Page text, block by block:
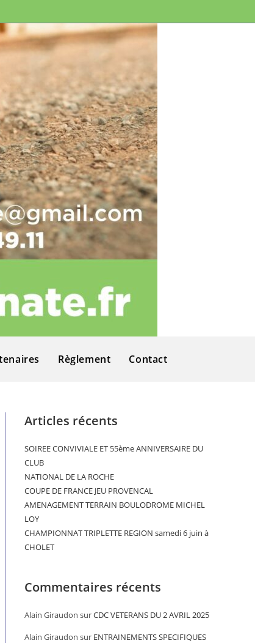
Règlement Contact
Articles récents
SOIREE CONVIVIALE ET 55ème ANNIVERSAIRE DU
CLUB
NATIONAL DE LA ROCHE
COUPE DE FRANCE JEU PROVENCAL
AMENAGEMENT TERRAIN BOULODROME MICHEL
LOY
CHAMPIONNAT TRIPLETTE REGION samedi 6 juin à
CHOLET
Commentaires récents
Alain Giraudon surCDC VETERANS DU 2 AVRIL 2025
Alain Giraudon sur ENTRAINEMENTS SPECIFIQUES